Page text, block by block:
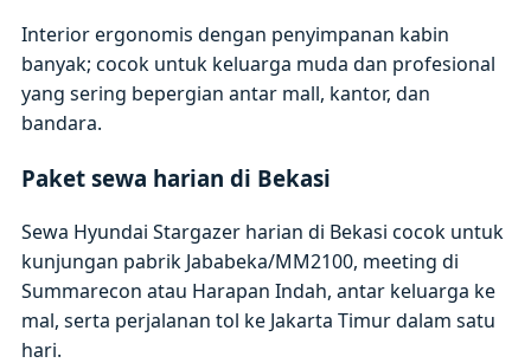
Interior ergonomis dengan penyimpanan kabin
banyak; cocok untuk keluarga muda dan profesional
yang sering bepergian antar mall, kantor, dan
bandara.
Paket sewa harian di Bekasi
Sewa Hyundai Stargazer harian di Bekasi cocok untuk
kunjungan pabrik Jababeka/MM2100, meeting di
Summarecon atau Harapan Indah, antar keluarga ke
mal, serta perjalanan tol ke Jakarta Timur dalam satu
hari.